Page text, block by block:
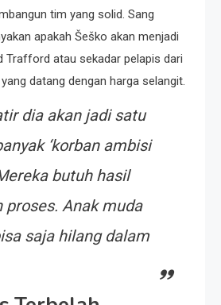
tim yang solid. Sang
apakah Šeško akan menjadi
Trafford atau sekadar pelapis dari
datang dengan harga selangit.
dia akan jadi satu
‘korban ambisi
butuh hasil
proses. Anak muda
saja hilang dalam